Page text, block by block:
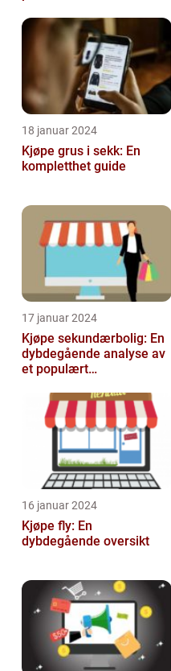
18 januar 2024
Kjøpe grus i sekk: En
kompletthet guide
17 januar 2024
Kjøpe sekundærbolig: En
dybdegående analyse av
et populært
16 januar 2024
Kjøpe fly: En
dybdegående oversikt